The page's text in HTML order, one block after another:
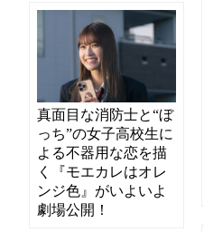
真面目な消防士と“ぼ
っち”の女子高校生に
よる不器用な恋を描
く『モエカレはオレ
ンジ色』がいよいよ
劇場公開！